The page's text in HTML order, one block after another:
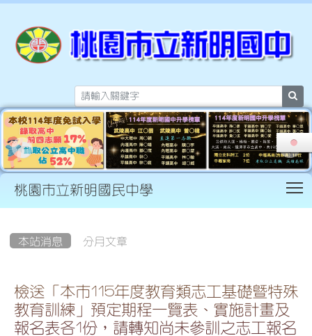
桃園市立新明國民中學
本站消息 分月文章
檢送「本市115年度教育類志工基礎暨特殊
教育訓練」預定期程一覽表、實施計畫及
報名表各1份，請轉知尚未參訓之志工報名